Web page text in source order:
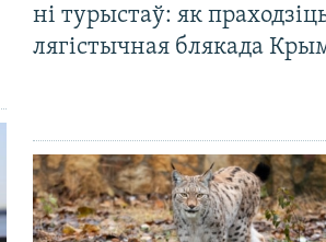
ні турыстаў: як
лягістычная блякада